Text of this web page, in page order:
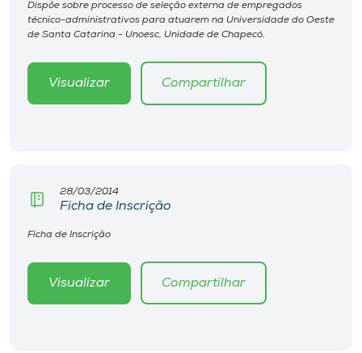
Editora
Rádio
o idioma
Dispõe sobre processo de seleção externa de empregados
técnico-administrativos para atuarem na Universidade do Oeste
de Santa Catarina - Unoesc, Unidade de Chapecó.
Visualizar Compartilhar
28/03/2014
Ficha de Inscrição
Ficha de Inscrição
Visualizar Compartilhar